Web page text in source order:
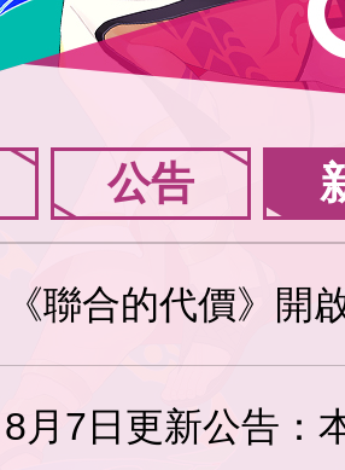
公告
《聯合的代價》開啟｜掃
8月7日更新公告：本尼克返